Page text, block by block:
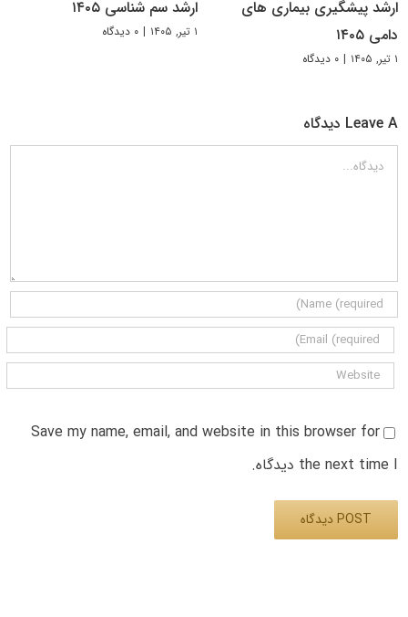
ارشد پیشگیری بیماری های
دامی ۱۴۰۵
۱ تیر, ۱۴۰۵ | ۰ دیدگاه
ارشد سم شناسی ۱۴۰۵
۱ تیر, ۱۴۰۵ | ۰ دیدگاه
Leave A دیدگاه
دیدگاه
Save my name, email, and website in this browser for
the next time I دیدگاه.